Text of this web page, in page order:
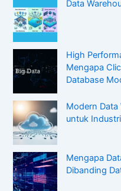
Data
High
Mengapa
Database
Modern Data
untuk
Mengapa
Dibanding